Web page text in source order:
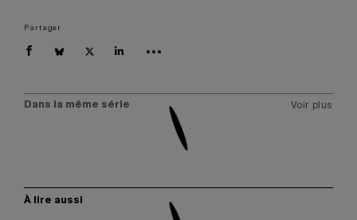
Partager
Dans la même série Voir plus
À lire aussi